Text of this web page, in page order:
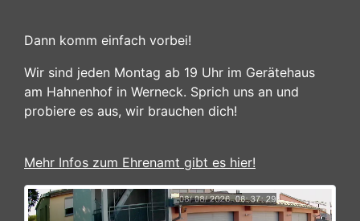
Dann komm einfach vorbei!
Wir sind jeden Montag ab 19 Uhr im Gerätehaus
am Hahnenhof in Werneck. Sprich uns an und
probiere es aus, wir brauchen dich!
Mehr Infos zum Ehrenamt gibt es hier!